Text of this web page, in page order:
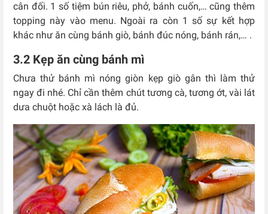
cân đối. 1 số tiệm bún riêu, phở, bánh cuốn,… cũng thêm
topping này vào menu. Ngoài ra còn 1 số sự kết hợp
khác như ăn cùng bánh giò, bánh đúc nóng, bánh rán,… .
3.2 Kẹp ăn cùng bánh mì
Chưa thử bánh mì nóng giòn kẹp giò gân thì làm thử
ngay đi nhé. Chỉ cần thêm chút tương cà, tương ớt, vài lát
dưa chuột hoặc xà lách là đủ.